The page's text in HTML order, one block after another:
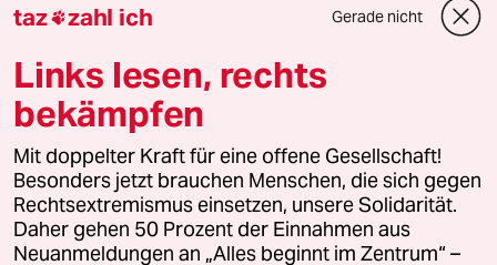
Downloads für Abonnierende
© 2026 taz Verlags und Vertriebs GmbH
Alle Rechte vorbehalten. Bei rechtlichen Fragen oder für Genehmigungen
wenden Sie sich bitte an
lizenzen@taz.de
Feedback Redaktionsstatut Kommune-Richtlinien
taz zahl ich Gerade nicht
Links lesen, rechts
bekämpfen
Mit doppelter Kraft für eine offene Gesellschaft!
Besonders jetzt brauchen Menschen, die sich gegen
Rechtsextremismus einsetzen, unsere Solidarität.
Daher gehen 50 Prozent der Einnahmen aus
Neuanmeldungen an „Alles beginnt im Zentrum“ –